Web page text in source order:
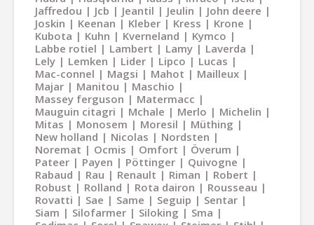
Jaffredou
Jcb Jeantil Jeulin
John deere
Joskin
Keenan Kleber Kress
Krone
Kubota
Kuhn Kverneland
Kymco
Labbe rotiel
Lambert Lamy
Laverda
Lely
Lemken Lider Lipco
Lucas
Mac-connel
Magsi Mahot
Mailleux
Majar
Manitou
Maschio
Massey ferguson
Matermacc
Mauguin citagri
Mchale Merlo
Michelin
Mitas
Monosem Moresil
Müthing
New holland
Nicolas
Nordsten
Noremat
Ocmis Omfort
Överum
Pateer
Payen Pöttinger
Quivogne
Rabaud
Rau Renault Riman
Robert
Robust
Rolland Rota dairon
Rousseau
Rovatti
Sae Same Seguip
Sentar
Siam
Silofarmer Siloking
Sma